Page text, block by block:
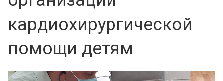
кардиохирургической
помощи детям